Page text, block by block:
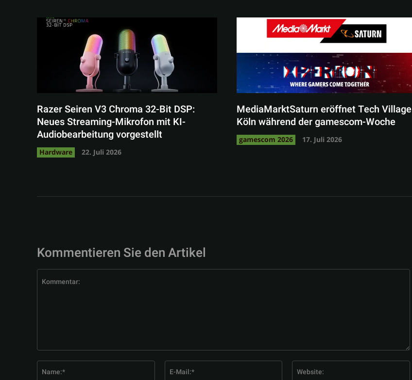
Razer Seiren V3 Chroma 32-Bit DSP:
Neues Streaming-Mikrofon mit KI-
Audiobearbeitung vorgestellt
Hardware 22. Juli 2026
MediaMarktSaturn eröffnet Tech Village
Köln während der gamescom-Woche
gamescom 2026 17. Juli 2026
Kommentieren Sie den Artikel
Mail:*